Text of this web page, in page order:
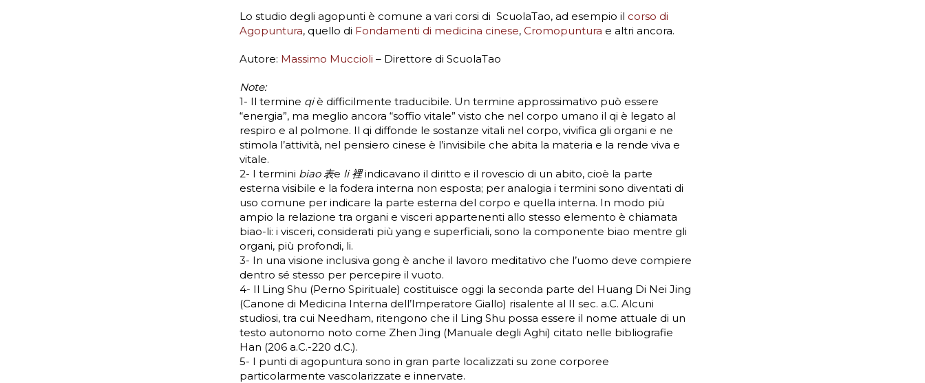
Lo studio degli agopunti è comune a vari corsi di ScuolaTao, ad esempio il corso di
Agopuntura, quello di Fondamenti di medicina cinese, Cromopuntura e altri ancora.
Autore: Massimo Muccioli – Direttore di ScuolaTao
Note:
1- Il termine qiè difficilmente traducibile. Un termine approssimativo può essere
“energia”, ma meglio ancora “soffio vitale” visto che nel corpo umano il qi è legato al
respiro e al polmone. Il qi diffonde le sostanze vitali nel corpo, vivifica gli organi e ne
stimola l’attività, nel pensiero cinese è l’invisibile che abita la materia e la rende viva e
vitale.
2- I termini biao 表e li 裡indicavano il diritto e il rovescio di un abito, cioè la parte
esterna visibile e la fodera interna non esposta; per analogia i termini sono diventati di
uso comune per indicare la parte esterna del corpo e quella interna. In modo più
ampio la relazione tra organi e visceri appartenenti allo stesso elemento è chiamata
biao-li: i visceri, considerati più yang e superficiali, sono la componente biao mentre gli
organi, più profondi, li.
3- In una visione inclusiva gong è anche il lavoro meditativo che l’uomo deve compiere
dentro sé stesso per percepire il vuoto.
4- Il Ling Shu (Perno Spirituale) costituisce oggi la seconda parte del Huang Di Nei Jing
(Canone di Medicina Interna dell’Imperatore Giallo) risalente al II sec. a.C. Alcuni
studiosi, tra cui Needham, ritengono che il Ling Shu possa essere il nome attuale di un
testo autonomo noto come Zhen Jing (Manuale degli Aghi) citato nelle bibliografie
Han (206 a.C.-220 d.C.).
5- I punti di agopuntura sono in gran parte localizzati su zone corporee
particolarmente vascolarizzate e innervate.